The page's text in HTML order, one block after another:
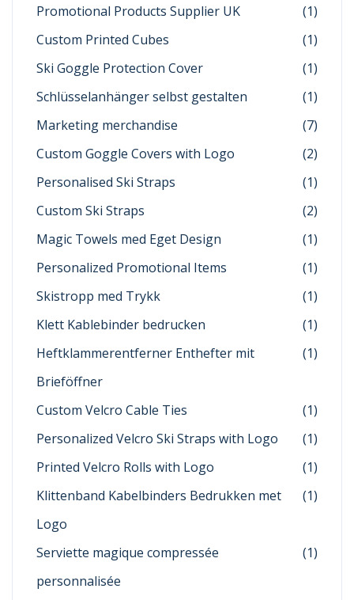
Promotional Products Supplier UK
(1)
Custom Printed Cubes
(1)
Ski Goggle Protection Cover
(1)
Schlüsselanhänger selbst gestalten
(1)
Marketing merchandise
(7)
Custom Goggle Covers with Logo
(2)
Personalised Ski Straps
(1)
Custom Ski Straps
(2)
Magic Towels med Eget Design
(1)
Personalized Promotional Items
(1)
Skistropp med Trykk
(1)
Klett Kablebinder bedrucken
(1)
Heftklammerentferner Enthefter mit
Brieföffner
(1)
Custom Velcro Cable Ties
(1)
Personalized Velcro Ski Straps with Logo
(1)
Printed Velcro Rolls with Logo
(1)
Klittenband Kabelbinders Bedrukken met
Logo
(1)
Serviette magique compressée
personnalisée
(1)